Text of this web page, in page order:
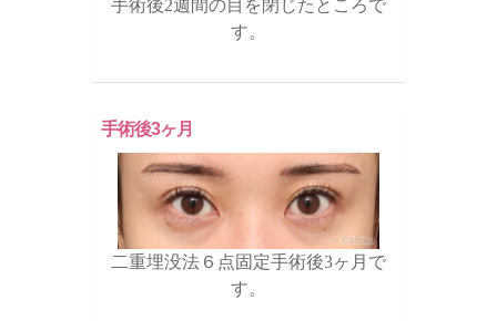
手術後2週間の目を閉じたところで
す。
手術後3ヶ月
二重埋没法６点固定手術後3ヶ月で
す。